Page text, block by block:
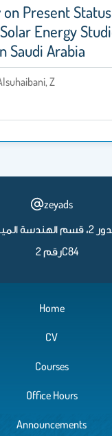
Present
Energy
Saudi Arabia
Z
zeyads
كلية الهندسة، الدور 2، قسم
رقم 2C84
Home
CV
Courses
Office Hours
Announcements